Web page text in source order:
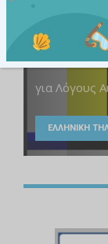
για Λόγους
ΕΛΛΗΝΙΚΗ